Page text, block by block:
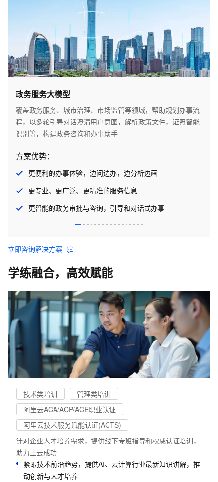
政务服务大模型
覆盖政务服务、城市治理、市场监管等领域，帮助规划办事流
程，以多轮引导对话澄清用户意图，解析政策文件，证照智能
识别等，构建政务咨询和办事助手
方案优势：
更便利的办事体验，边问边办，边分析边画
更专业、更广泛、更精准的服务信息
更智能的政务审批与咨询，引导和对话式办事
立即咨询解决方案
学练融合，高效赋能
技术类培训
管理类培训
阿里云ACA/ACP/ACE职业认证
阿里云技术服务赋能认证(ACTS)
针对企业人才培养需求，提供线下专班指导和权威认证培训，
助力上云成功
紧跟技术前沿趋势，提供AI、云计算行业最新知识讲解，推
动创新与人才培养